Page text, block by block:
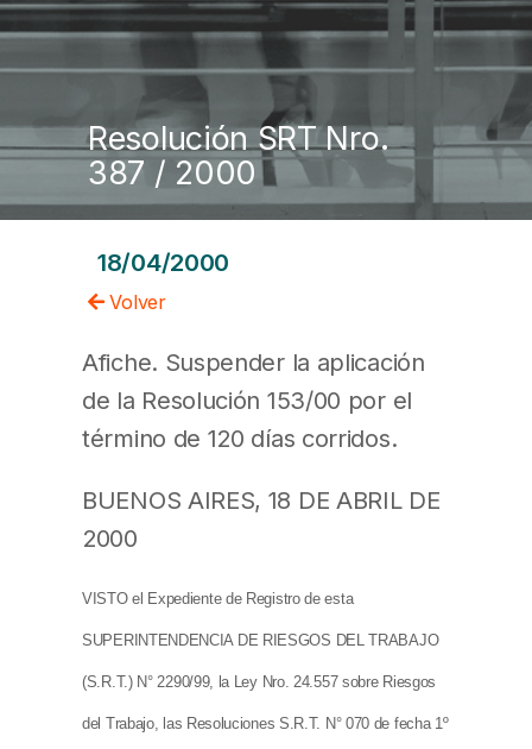
Resolución SRT Nro.
387 / 2000
18/04/2000
Volver
Afiche. Suspender la aplicación
de la Resolución 153/00 por el
término de 120 días corridos.
BUENOS AIRES, 18 DE ABRIL DE
2000
VISTO el Expediente de Registro de esta
SUPERINTENDENCIA DE RIESGOS DEL TRABAJO
(S.R.T.) N° 2290/99, la Ley Nro. 24.557 sobre Riesgos
del Trabajo, las Resoluciones S.R.T. N° 070 de fecha 1º